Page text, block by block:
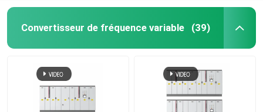
Convertisseur de fréquence variable (39)